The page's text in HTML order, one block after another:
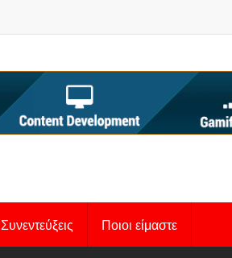
Συνεντεύξεις Ποιοι είμαστε